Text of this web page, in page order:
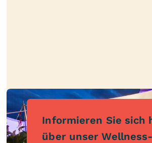
Informieren Sie sich
über unser Wellness-